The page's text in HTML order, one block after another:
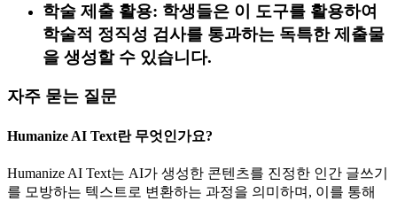
학술 제출 활용: 학생들은 이 도구를 활용하여
학술적 정직성 검사를 통과하는 독특한 제출물
을 생성할 수 있습니다.
자주 묻는 질문
Humanize AI Text란 무엇인가요?
Humanize AI Text는 AI가 생성한 콘텐츠를 진정한 인간 글쓰기
를 모방하는 텍스트로 변환하는 과정을 의미하며, 이를 통해